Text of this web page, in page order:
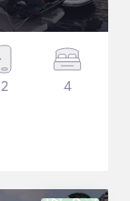
2 4